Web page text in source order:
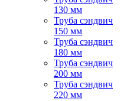
130 мм
Труба сэндвич
150 мм
Труба сэндвич
180 мм
Труба сэндвич
200 мм
Труба сэндвич
220 мм